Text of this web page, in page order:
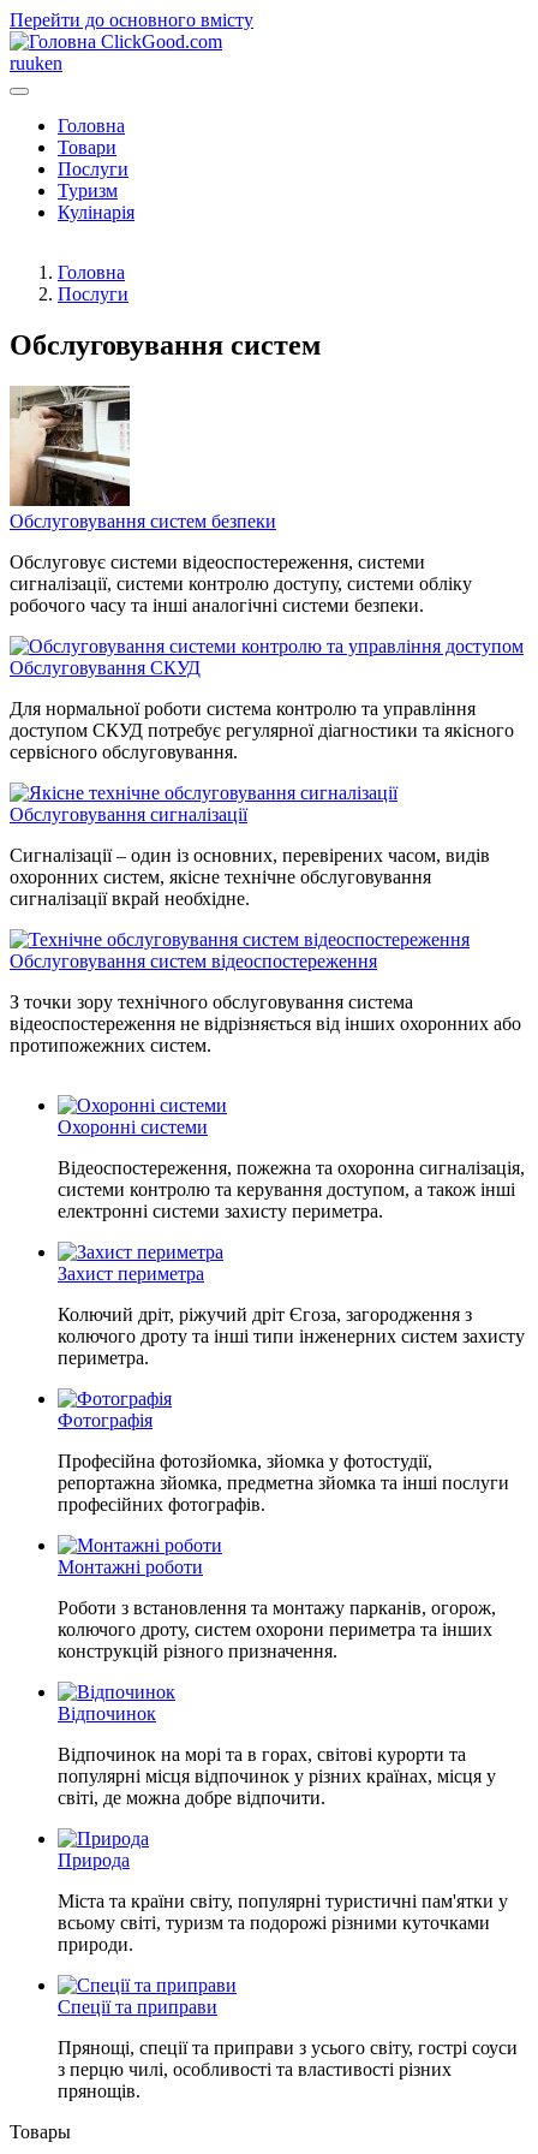
Перейти до основного вмісту
ClickGood.com
ruuken
Головна
Товари
Послуги
Туризм
Кулінарія
Головна
Послуги
Обслуговування систем
Обслуговування систем безпеки
Обслуговує системи відеоспостереження, системи
сигналізації, системи контролю доступу, системи обліку
робочого часу та інші аналогічні системи безпеки.
Обслуговування СКУД
Для нормальної роботи система контролю та управління
доступом СКУД потребує регулярної діагностики та якісного
сервісного обслуговування.
Обслуговування сигналізації
Сигналізації – один із основних, перевірених часом, видів
охоронних систем, якісне технічне обслуговування
сигналізації вкрай необхідне.
Обслуговування систем відеоспостереження
З точки зору технічного обслуговування система
відеоспостереження не відрізняється від інших охоронних або
протипожежних систем.
Охоронні системи
Відеоспостереження, пожежна та охоронна сигналізація,
системи контролю та керування доступом, а також інші
електронні системи захисту периметра.
Захист периметра
Колючий дріт, ріжучий дріт Єгоза, загородження з
колючого дроту та інші типи інженерних систем захисту
периметра.
Фотографія
Професійна фотозйомка, зйомка у фотостудії,
репортажна зйомка, предметна зйомка та інші послуги
професійних фотографів.
Монтажні роботи
Роботи з встановлення та монтажу парканів, огорож,
колючого дроту, систем охорони периметра та інших
конструкцій різного призначення.
Відпочинок
Відпочинок на морі та в горах, світові курорти та
популярні місця відпочинок у різних країнах, місця у
світі, де можна добре відпочити.
Природа
Міста та країни світу, популярні туристичні пам'ятки у
всьому світі, туризм та подорожі різними куточками
природи.
Спеції та приправи
Прянощі, спеції та приправи з усього світу, гострі соуси
з перцю чилі, особливості та властивості різних
прянощів.
Товары